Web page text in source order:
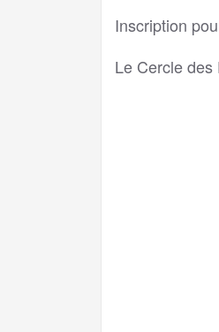
Inscription
Le Cercle des